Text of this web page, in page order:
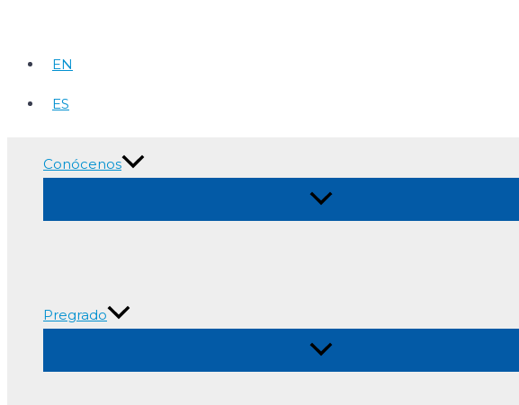
EN
ES
Conócenos
Alternar
menú
Pregrado
Alternar
menú